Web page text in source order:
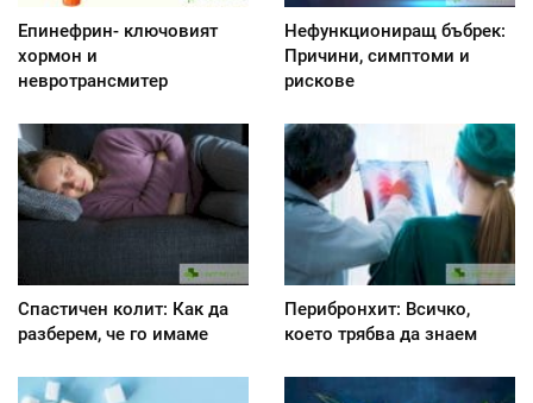
Епинефрин- ключовият
хормон и
невротрансмитер
Нефункциониращ бъбрек:
Причини, симптоми и
рискове
Спастичен колит: Как да
разберем, че го имаме
Перибронхит: Всичко,
което трябва да знаем